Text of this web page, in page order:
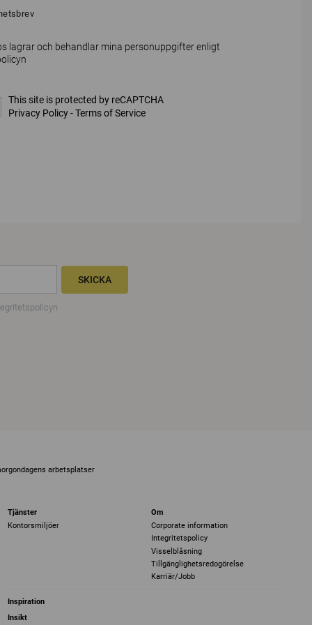
lagrar och behandlar mina personuppgifter enligt
This site is protected by reCAPTCHA
Privacy Policy-Terms of Service
SKICKA
arbetsplatser
Tjänster
Kontorsmiljöer
Om
Corporate information
Integritetspolicy
Visselblåsning
Tillgänglighetsredogörelse
Karriär/Jobb
Inspiration
Insikt